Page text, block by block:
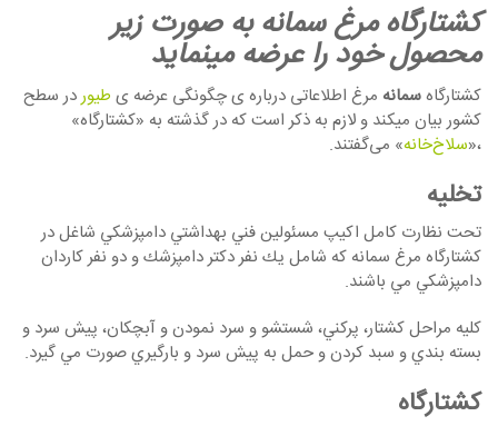
كشتارگاه مرغ سمانه به صورت زیر
محصول خود را عرضه مینماید
کشتارگاهسمانه مرغ اطلاعاتی درباره ی چگونگی عرضه ی طیوردر سطح
کشور بیان میکند و لازم به ذکر است که در گذشته به «کشتارگاه»
،«سلاخ‌خانه» می‌گفتند.
تخليه
تحت نظارت كامل اكيپ مسئولين فني بهداشتي دامپزشكي شاغل در
كشتارگاه مرغ سمانه كه شامل يك نفر دكتر دامپزشك و دو نفر كاردان
دامپزشكي مي باشند.
كليه مراحل كشتار، پركني، شستشو و سرد نمودن و آبچكان، پيش سرد و
بسته بندي و سبد كردن و حمل به پيش سرد و بارگيري صورت مي گيرد.
كشتارگاه